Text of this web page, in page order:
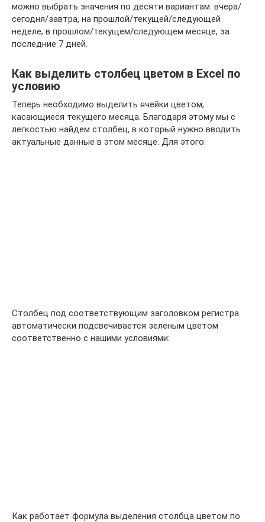
можно выбрать значения по десяти вариантам: вчера/
сегодня/завтра, на прошлой/текущей/следующей
неделе, в прошлом/текущем/следующем месяце, за
последние 7 дней.
Как выделить столбец цветом в Excel по
условию
Теперь необходимо выделить ячейки цветом,
касающиеся текущего месяца. Благодаря этому мы с
легкостью найдем столбец, в который нужно вводить
актуальные данные в этом месяце. Для этого:
Столбец под соответствующим заголовком регистра
автоматически подсвечивается зеленым цветом
соответственно с нашими условиями:
Как работает формула выделения столбца цветом по